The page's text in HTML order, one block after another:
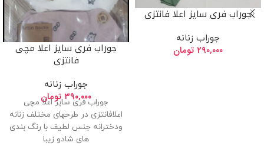
جوراب فری سایز اعلا فانتزی
جوراب زنانه
۲۹۰,۰۰۰ تومان جوراب فری سایز اعلا مچی
فانتزی
جوراب زنانه
۳۹۰,۰۰۰ تومان
جوراب فری سایز اعلا مچی
اعلافانتزی در طرحهای مختلف زنانه
ودخترانه جنس لطیف با رنگ بندی
های شادو زیبا